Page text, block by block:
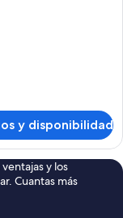
y disponibilidad
y los
Cuantas más